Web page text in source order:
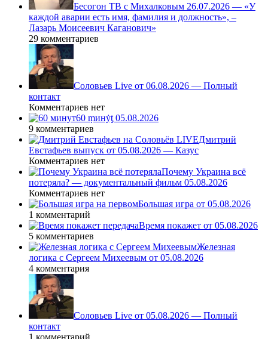
Бесогон ТВ с Михалковым 26.07.2026 — «У
каждой аварии есть имя, фамилия и должность», –
Лазарь Моисеевич Каганович»
29 комментариев
Соловьев Live от 06.08.2026 — Полный
контакт
Комментариев нет
60 ṃинẏƫ 05.08.2026
9 комментариев
Дмитрий
Евстафьев выпуск от 05.08.2026 — Казус
Комментариев нет
Почему Украина всё
потеряла? — документальный фильм 05.08.2026
Комментариев нет
Большая игра от 05.08.2026
1 комментарий
Время покажет от 05.08.2026
5 комментариев
Железная
логика с Сергеем Михеевым от 05.08.2026
4 комментария
Соловьев Live от 05.08.2026 — Полный
контакт
1 комментарий